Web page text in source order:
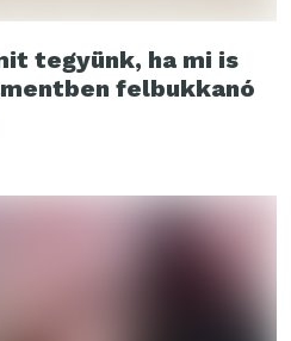
tegyünk, ha mi is
felbukkanó